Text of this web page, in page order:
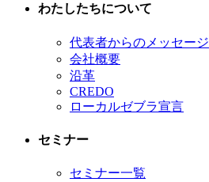
わたしたちについて
代表者からのメッセージ
会社概要
沿革
CREDO
ローカルゼブラ宣言
セミナー
セミナー一覧